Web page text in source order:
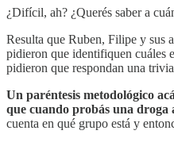
¿Difícil, ah? ¿Querés saber a
Resulta que Ruben, Filipe y sus
pidieron que identifiquen cuáles
pidieron que respondan una
Un paréntesis metodológico
que cuando probás una droga
cuenta en qué grupo está y